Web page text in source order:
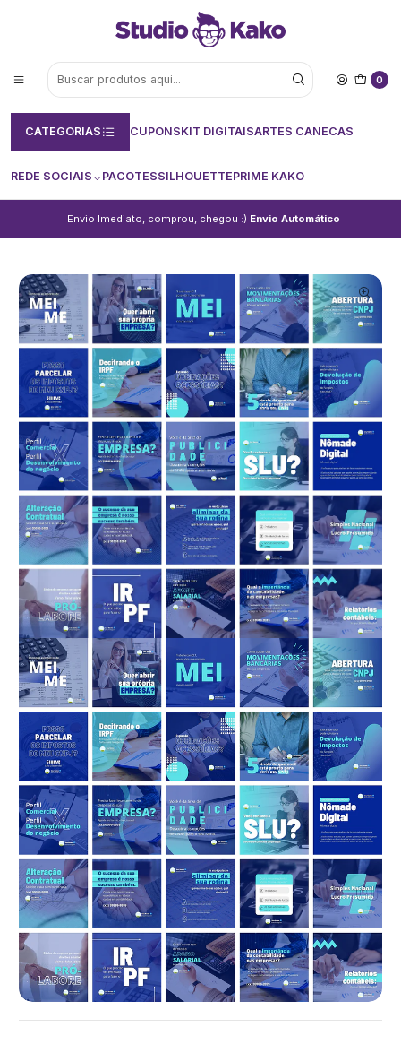
0
CATEGORIAS CUPONSKIT DIGITAISARTES CANECAS
REDE SOCIAIS PACOTESSILHOUETTEPRIME KAKO
Envio Imediato, comprou, chegou :) Envio Automático